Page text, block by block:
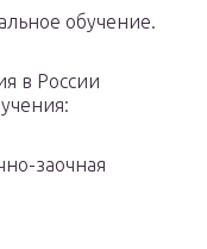
обучение.
в России
заочная